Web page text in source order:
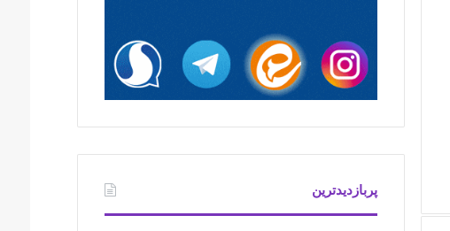
پربازدیدترین